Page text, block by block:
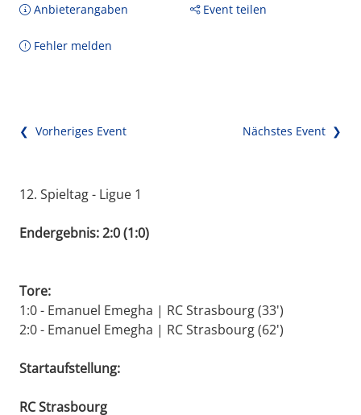
Anbieterangaben Event teilen
Fehler melden
❮ Vorheriges Event Nächstes Event ❯
12. Spieltag - Ligue 1
Endergebnis: 2:0 (1:0)
Tore:
1:0 - Emanuel Emegha | RC Strasbourg (33')
2:0 - Emanuel Emegha | RC Strasbourg (62')
Startaufstellung:
RC Strasbourg